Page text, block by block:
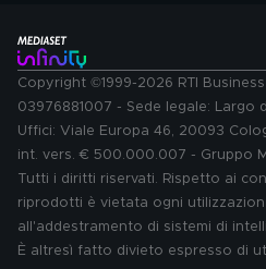
Copyright ©1999-2026 RTI Business
03976881007 - Sede legale: Largo
Uffici: Viale Europa 46, 20093
int. vers. € 500.000.007 - Gruppo
Tutti i diritti riservati. Rispetto ai
riprodotti è vietata ogni
all'addestramento di sistemi di
È altresì fatto divieto espresso di